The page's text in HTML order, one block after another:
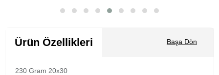
Ürün Özellikleri Başa Dön
230 Gram 20x30